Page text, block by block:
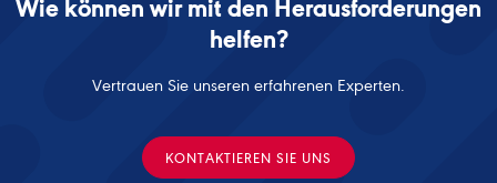
Wie können wir mit den Herausforderungen
helfen?
Vertrauen Sie unseren erfahrenen Experten.
KONTAKTIEREN SIE UNS